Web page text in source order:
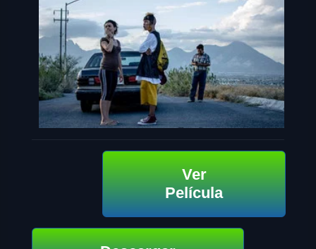
Ver
Película